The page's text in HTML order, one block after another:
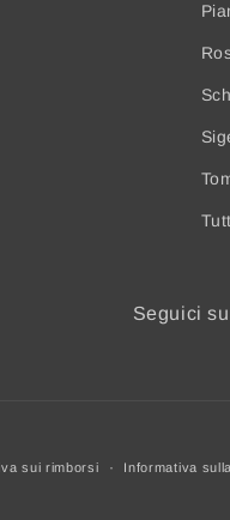
sui rimborsi Informativa